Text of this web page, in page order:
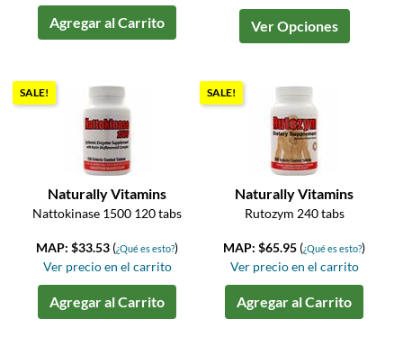
Agregar al Carrito Ver Opciones
SALE!
Naturally Vitamins
Nattokinase 1500 120 tabs
MAP: $33.53 (¿Qué es esto?)
Ver precio en el carrito
Agregar al Carrito
SALE!
Naturally Vitamins
Rutozym 240 tabs
MAP: $65.95 (¿Qué es esto?)
Ver precio en el carrito
Agregar al Carrito